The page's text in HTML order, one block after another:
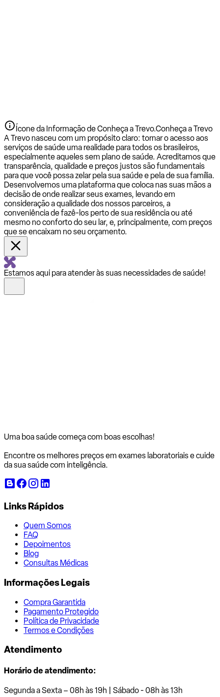
Ícone da Informação de Conheça a Trevo.Conheça a Trevo
A Trevo nasceu com um propósito claro: tornar o acesso aos
serviços de saúde uma realidade para todos os brasileiros,
especialmente aqueles sem plano de saúde. Acreditamos que
transparência, qualidade e preços justos são fundamentais
para que você possa zelar pela sua saúde e pela de sua família.
Desenvolvemos uma plataforma que coloca nas suas mãos a
decisão de onde realizar seus exames, levando em
consideração a qualidade dos nossos parceiros, a
conveniência de fazê-los perto de sua residência ou até
mesmo no conforto do seu lar, e, principalmente, com preços
que se encaixam no seu orçamento.
Estamos aqui para atender às suas necessidades de saúde!
Uma boa saúde começa com boas escolhas!
Encontre os melhores preços em exames laboratoriais e cuide
da sua saúde com inteligência.
Links Rápidos
Quem Somos
FAQ
Depoimentos
Blog
Consultas Médicas
Informações Legais
Compra Garantida
Pagamento Protegido
Política de Privacidade
Termos e Condições
Atendimento
Horário de atendimento:
Segunda a Sexta – 08h às 19h | Sábado - 08h às 13h